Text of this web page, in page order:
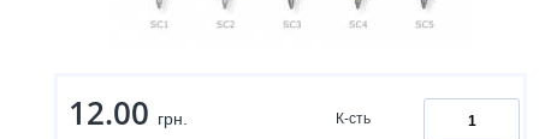
12.00 грн. К-сть